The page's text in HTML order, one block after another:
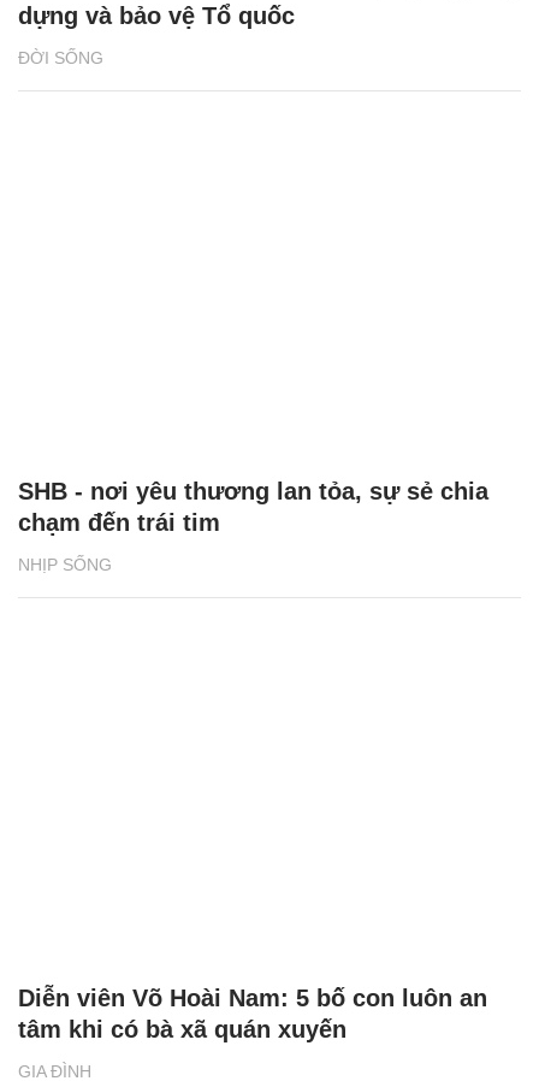
ĐỜI SỐNG
dựng và bảo vệ Tổ quốc
NHỊP SỐNG
SHB - nơi yêu thương lan tỏa, sự sẻ chia
chạm đến trái tim
GIA ĐÌNH
Diễn viên Võ Hoài Nam: 5 bố con luôn an
tâm khi có bà xã quán xuyến